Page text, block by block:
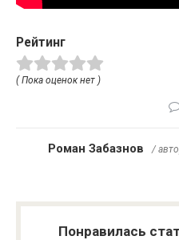
Рейтинг
( Пока оценок нет )
Роман Забазнов /
Понравилась